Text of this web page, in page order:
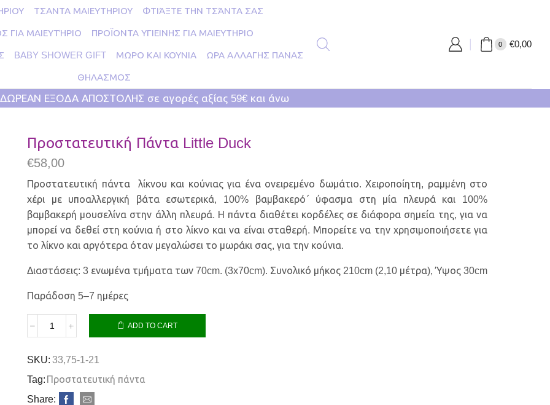
ΤΣΑΝΤΑ ΜΑΙΕΥΤΗΡΙΟΥ ΦΤΙΆΞΤΕ ΤΗΝ ΤΣΆΝΤΑ ΣΑΣ
ΓΙΑ ΜΑΙΕΥΤΉΡΙΟ ΠΡΟΪΟΝΤΑ ΥΓΙΕΙΝΗΣ ΓΙΑ ΜΑΙΕΥΤΗΡΙΟ
BABY SHOWER GIFT ΜΩΡΟ ΚΑΙ ΚΟΥΝΙΑ ΩΡΑ ΑΛΛΑΓΗΣ ΠΑΝΑΣ
ΘΗΛΑΣΜΟΣ
0 €0,00
ΔΩΡΕΑΝ ΕΞΟΔΑ ΑΠΟΣΤΟΛΗΣ σε αγορές αξίας 59€ και άνω
Προστατευτική Πάντα Little Duck
€58,00
Προστατευτική πάντα λίκνου και κούνιας για ένα ονειρεμένο δωμάτιο. Χειροποίητη, ραμμένη στο
χέρι με υποαλλεργική βάτα εσωτερικά, 100% βαμβακερό΄ ύφασμα στη μία πλευρά και 100%
βαμβακερή μουσελίνα στην άλλη πλευρά. Η πάντα διαθέτει κορδέλες σε διάφορα σημεία της, για να
μπορεί να δεθεί στη κούνια ή στο λίκνο και να είναι σταθερή. Μπορείτε να την χρησιμοποιήσετε για
το λίκνο και αργότερα όταν μεγαλώσει το μωράκι σας, για την κούνια.
Διαστάσεις: 3 ενωμένα τμήματα των 70cm. (3x70cm). Συνολικό μήκος 210cm (2,10 μέτρα), Ύψος 30cm
Παράδοση 5–7 ημέρες
Προστατευτική
Little
quantity
ADD TO CART
SKU: 33,75-1-21
Tag: Προστατευτική πάντα
Share: